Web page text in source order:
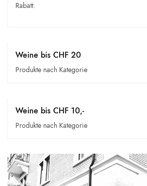
Rabatt.
Weine bis CHF 20
Produkte nach Kategorie
Weine bis CHF 10,-
Produkte nach Kategorie